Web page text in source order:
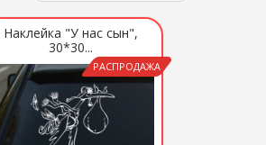
РАСПРОДАЖА
Наклейка "У нас сын",
30*30...